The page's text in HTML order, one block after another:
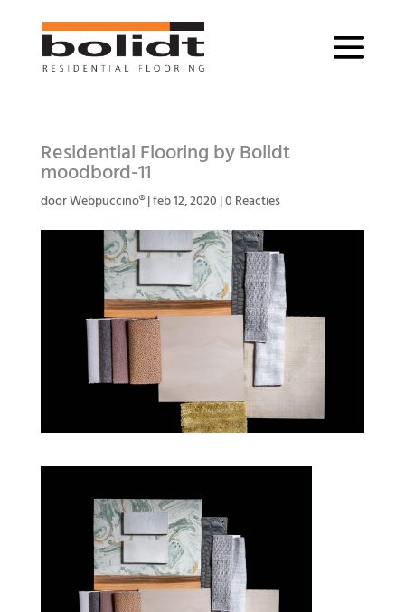
Residential Flooring by Bolidt
moodbord-11
doorWebpuccino®|feb 12, 2020 |0 Reacties